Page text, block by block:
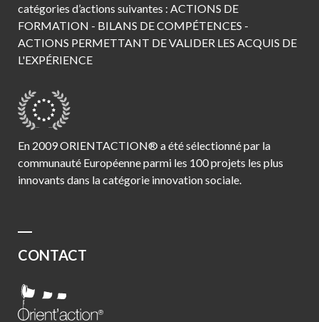
catégories d’actions suivantes : ACTIONS DE
FORMATION - BILANS DE COMPÉTENCES -
ACTIONS PERMETTANT DE VALIDER LES ACQUIS DE
L'EXPÉRIENCE
En 2009 ORIENTACTION® a été sélectionné par la
communauté Européenne parmi les 100 projets les plus
innovants dans la catégorie innovation sociale.
CONTACT